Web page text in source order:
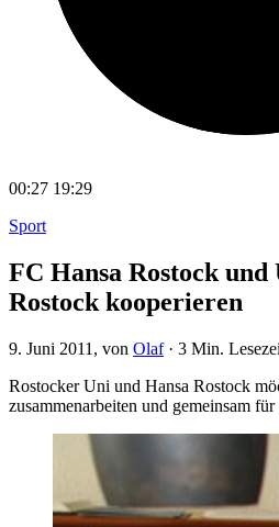
00:27 19:29
Sport
FC Hansa Rostock
Rostock kooperieren
9. Juni 2011 , von Olaf· 3 Min.
Rostocker Uni und Hansa Rostock
zusammenarbeiten und gemeinsam